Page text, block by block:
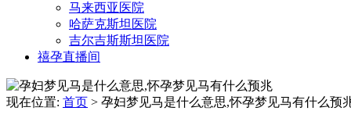
马来西亚医院
哈萨克斯坦医院
吉尔吉斯斯坦医院
禧孕直播间
现在位置: 首页 > 孕妇梦见马是什么意思,怀孕梦见马有什么预